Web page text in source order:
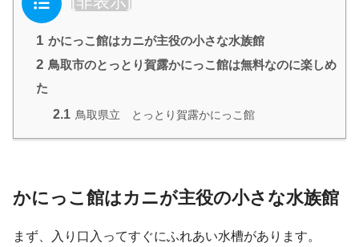
1 かにっこ館はカニが主役の小さな水族館
2 鳥取市のとっとり賀露かにっこ館は無料なのに楽しめ
た
2.1 鳥取県立 とっとり賀露かにっこ館
かにっこ館はカニが主役の小さな水族館
まず、入り口入ってすぐにふれあい水槽があります。